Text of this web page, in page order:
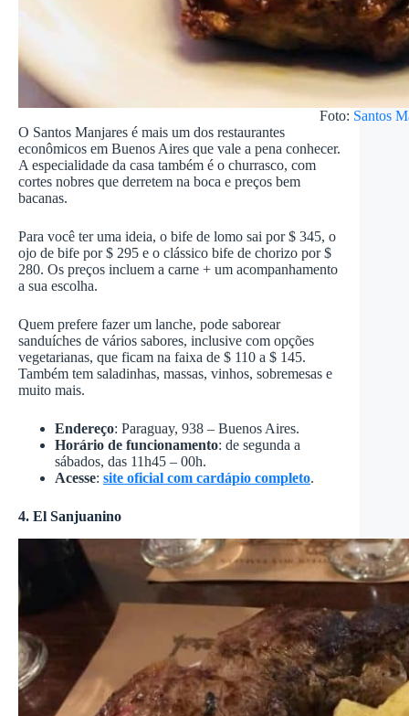
Foto: Santos
O Santos Manjares é mais um dos restaurantes
econômicos em Buenos Aires que vale a pena conhecer.
A especialidade da casa também é o churrasco, com
cortes nobres que derretem na boca e preços bem
bacanas.
Para você ter uma ideia, o bife de lomo sai por $ 345, o
ojo de bife por $ 295 e o clássico bife de chorizo por $
280. Os preços incluem a carne + um acompanhamento
a sua escolha.
Quem prefere fazer um lanche, pode saborear
sanduíches de vários sabores, inclusive com opções
vegetarianas, que ficam na faixa de $ 110 a $ 145.
Também tem saladinhas, massas, vinhos, sobremesas e
muito mais.
Endereço: Paraguay, 938 – Buenos Aires.
Horário de funcionamento: de segunda a
sábados, das 11h45 – 00h.
Acesse: site oficial com cardápio completo.
4. El Sanjuanino